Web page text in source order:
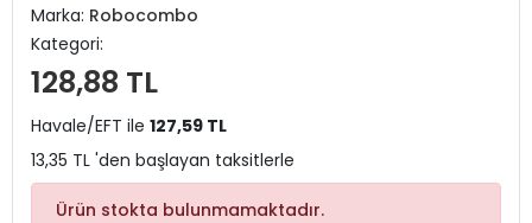
Marka: Robocombo
Kategori:
128,88 TL
Havale/EFT ile 127,59 TL
13,35 TL 'den başlayan taksitlerle
Ürün stokta bulunmamaktadır.